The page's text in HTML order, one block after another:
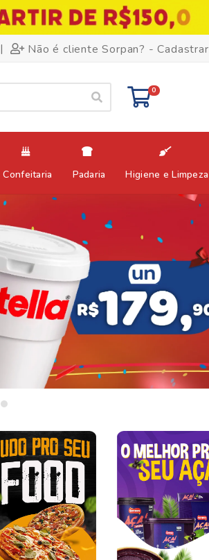
| Não é cliente Sorpan? - Cadastrar
0
Confeitaria Padaria Higiene e Limpeza